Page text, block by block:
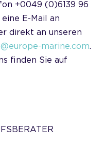
+0049 (0)6139 96
E-Mail an
direkt an unseren
marine.com.
finden Sie auf